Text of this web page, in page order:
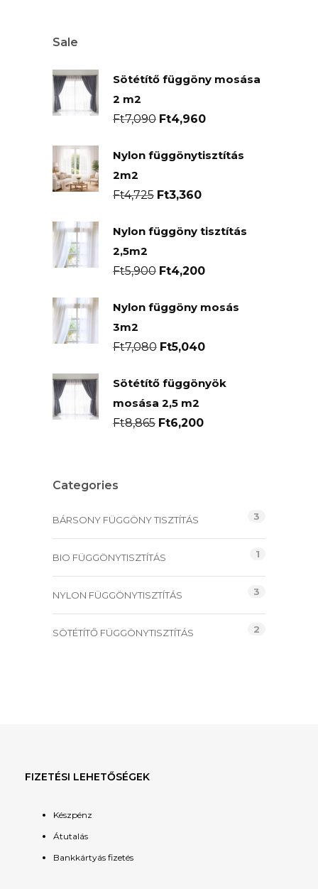
Sale
Sötétítő függöny mosása
2 m2
Ft7,090 Original
was:
Ft4,960Current
is:
Nylon függönytisztítás
2m2
Ft4,725 Original
was:
Ft3,360Current
is:
Nylon függöny tisztítás
2,5m2
Ft5,900 Original
was:
Ft4,200Current
is:
Nylon függöny mosás
3m2
Ft7,080 Original
was:
Ft7,080.
Ft5,040Current
is:
Sötétítő függönyök
mosása 2,5 m2
Ft8,865 Original
Ft6,200Current
Categories
BÁRSONY FÜGGÖNY TISZTÍTÁS 3
BIO FÜGGÖNYTISZTÍTÁS 1
NYLON FÜGGÖNYTISZTÍTÁS 3
SÖTÉTÍTŐ FÜGGÖNYTISZTÍTÁS 2
FIZETÉSI LEHETŐSÉGEK
Készpénz
Átutalás
Bankkártyás fizetés